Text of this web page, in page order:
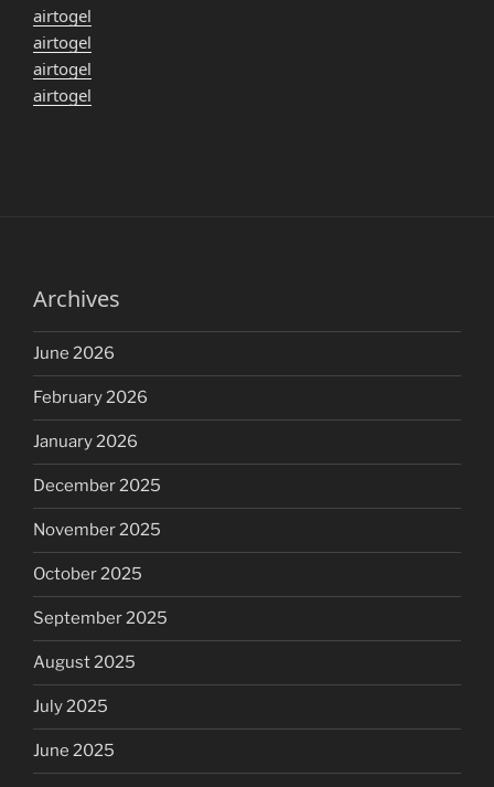
airtogel
airtogel
airtogel
airtogel
Archives
June 2026
February 2026
January 2026
December 2025
November 2025
October 2025
September 2025
August 2025
July 2025
June 2025